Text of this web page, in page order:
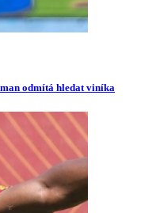
odmítá hledat viníka